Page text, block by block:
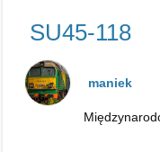
SU45-118
maniek